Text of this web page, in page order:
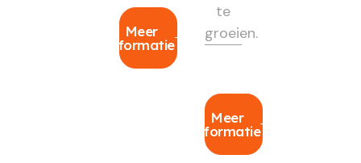
Meer
informatie
te
groeien.
Meer
informatie